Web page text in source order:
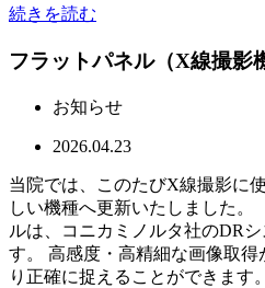
続きを読む
フラットパネル（X線撮影
お知らせ
2026.04.23
当院では、このたびX線撮影に
しい機種へ更新いたしました
ルは、コニカミノルタ社のDR
す。 高感度・高精細な画像取得
り正確に捉えることができます